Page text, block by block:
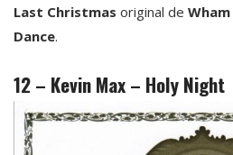
Last Christmas original de Wham
Dance.
12 – Kevin Max – Holy Night